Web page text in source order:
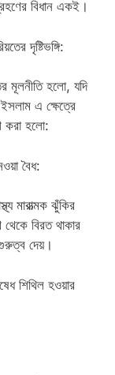
বিধান একই।
দৃষ্টিভঙ্গি:
মূলনীতি হলো, যদি
এ ক্ষেত্রে
করা হলো:
বৈধ:
মারাত্মক ঝুঁকির
বিরত থাকার
দেয়।
শিথিল হওয়ার